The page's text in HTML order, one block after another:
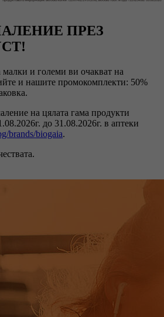
ПРЕЗ
и големи ви очакват на
и нашите промокомплекти: 50%
на цялата гама продукти
до 31.08.2026г. в аптеки
brands/biogaia.